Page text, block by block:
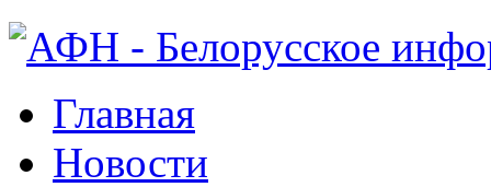
Главная
Новости